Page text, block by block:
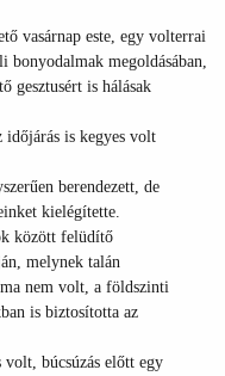
vasárnap este, egy volterrai
megoldásában,
gesztusért is hálásak
időjárás is kegyes volt
berendezett, de
kielégítette.
között felüdítő
melynek talán
nem volt, a földszinti
is biztosította az
volt, búcsúzás előtt egy